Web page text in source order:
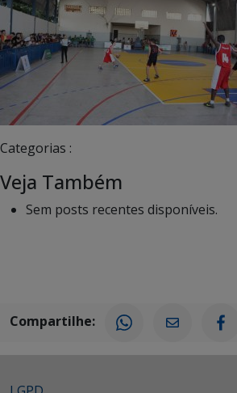
Categorias :
Veja Também
Sem posts recentes disponíveis.
Compartilhe: